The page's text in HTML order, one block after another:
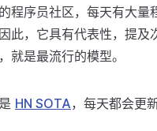
程序员社区，每天有大量
此，它具有代表性，提及
就是最流行的模型。
HN SOTA，每天都会更